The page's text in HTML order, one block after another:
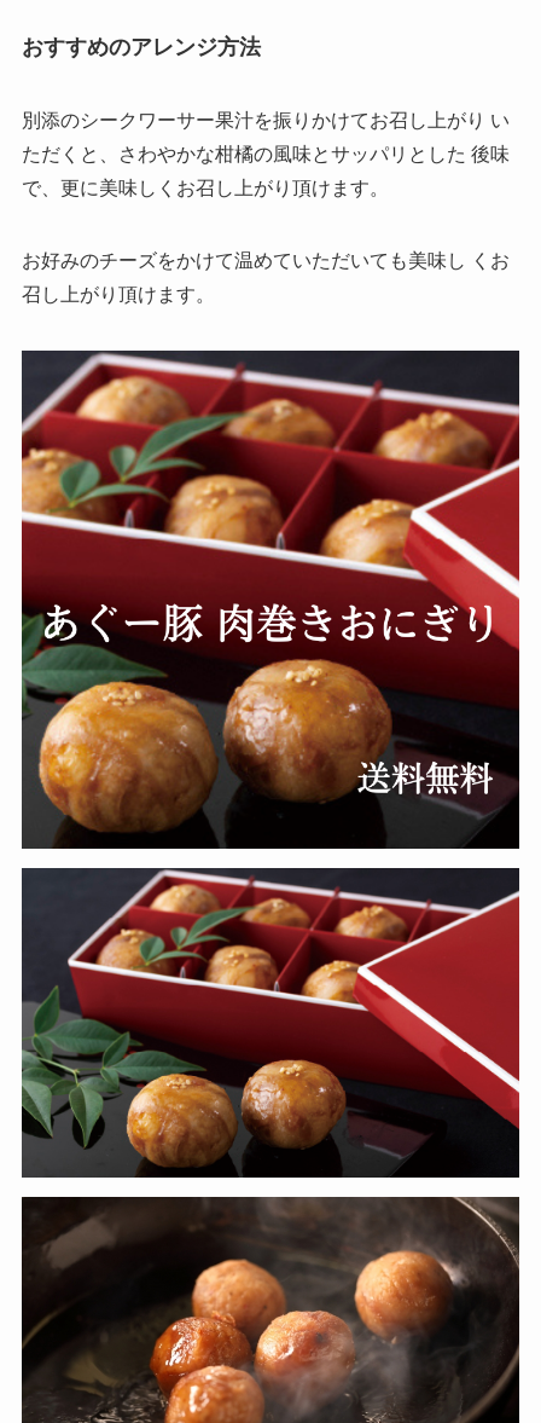
おすすめのアレンジ方法
別添のシークワーサー果汁を振りかけてお召し上がり い
ただくと、さわやかな柑橘の風味とサッパリとした 後味
で、更に美味しくお召し上がり頂けます。
お好みのチーズをかけて温めていただいても美味し くお
召し上がり頂けます。